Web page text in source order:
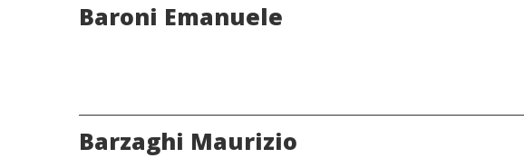
Baroni Emanuele
Barzaghi Maurizio